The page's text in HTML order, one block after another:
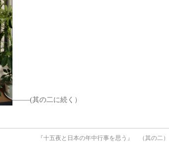
——–(其の二に続く）
『十五夜と日本の年中行事を思う』 （其の二）